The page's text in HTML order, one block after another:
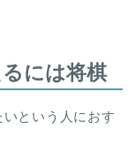
には将棋
という人におす